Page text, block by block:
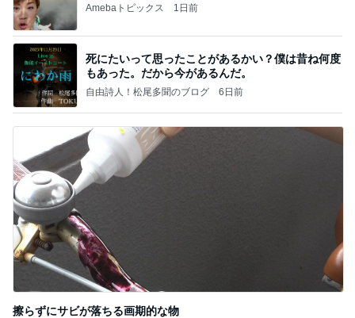
Amebaトピックス 1日前
死にたいって思ったことがあるかい？僕は昔ね何度
もあった。だから今があるんだ。
自由詩人！松尾多聞のブログ 6日前
擦らずにサビが落ちる画期的な物